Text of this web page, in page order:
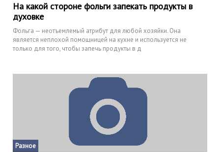
На какой стороне фольги запекать продукты в
духовке
Фольга — неотъемлемый атрибут для любой хозяйки. Она
является неплохой помощницей на кухне и используется не
только для того, чтобы запечь продукты в д
Разное